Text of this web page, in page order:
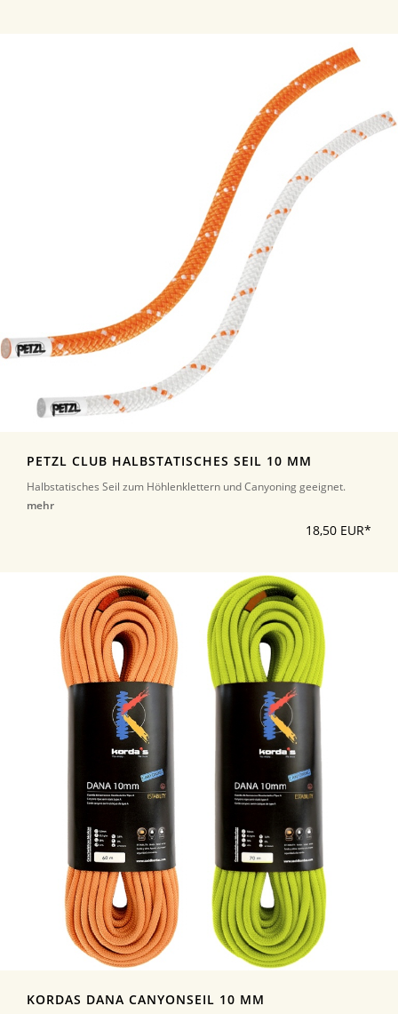
PETZL CLUB HALBSTATISCHES SEIL 10 MM
Halbstatisches Seil zum Höhlenklettern und Canyoning geeignet.
mehr
18,50 EUR*
KORDAS DANA CANYONSEIL 10 MM